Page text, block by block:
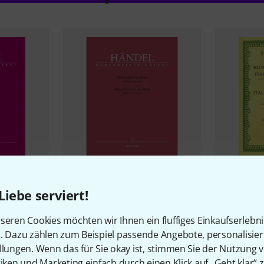
serviert!
Cookies möchten wir Ihnen ein fluffiges
Dazu zählen zum Beispiel passende Angebote,
Wenn das für Sie okay ist, stimmen Sie der Nutzung
Bärenreiter
für Flöte
26,95 €